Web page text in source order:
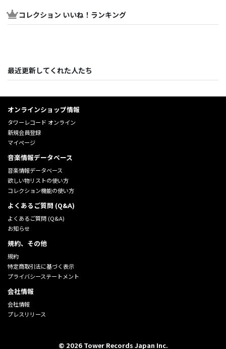
コレクション いいね！ランキング
最近更新してくれた人たち
オンラインショップ情報
タワーレコード オンライン
新規会員登録
マイページ
音楽情報データベース
音楽情報データベース
欲しい物リストの使い方
コレクション機能の使い方
よくあるご質問 (Q&A)
よくあるご質問 (Q&A)
お知らせ
規約、その他
規約
特定商取引法に基づく表示
プライバシーステートメント
会社情報
会社情報
プレスリリース
© 2026Tower Records Japan Inc.